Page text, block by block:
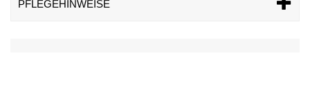
PFLEGEHINWEISE